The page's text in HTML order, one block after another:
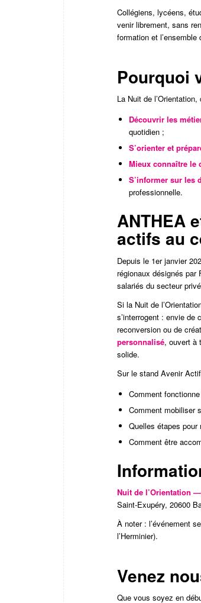
Collégiens, lycéens,
venir librement, sans
formation et l’ensemble
Pourquoi
La Nuit de l’Orientation,
Découvrir les
quotidien ;
S’orienter et
Mieux connaître le
S’informer sur les
professionnelle.
ANTHEA
actifs au
Depuis le 1er janvier
régionaux désignés par
salariés du secteur
Si la Nuit de
s’interrogent : envie de
reconversion ou de
personnalisé, ouvert à
solide.
Sur le stand Avenir
Comment
Comment mobiliser
Quelles étapes pour
Comment être
Nuit de l’Orientation
Saint-Exupéry, 20600
À noter : l’événement
l’Herminier).
Venez
Que vous soyez en